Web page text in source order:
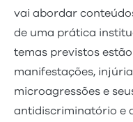
vai abordar
de uma prática
temas previstos
manifestações,
microagressões e
antidiscriminatório e